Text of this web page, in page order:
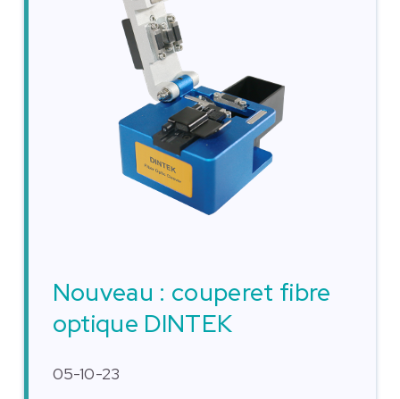
Nouveau : couperet fibre
optique DINTEK
05-10-23